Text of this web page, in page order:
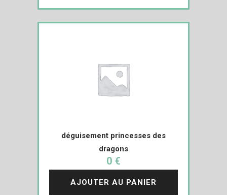
déguisement princesses des
dragons
0 €
AJOUTER AU PANIER